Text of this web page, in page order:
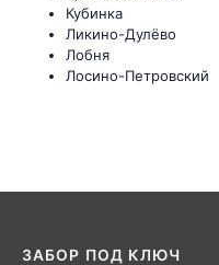
Кубинка
Ликино-Дулёво
Лобня
Лосино-Петровский
ЗАБОР ПОД КЛЮЧ